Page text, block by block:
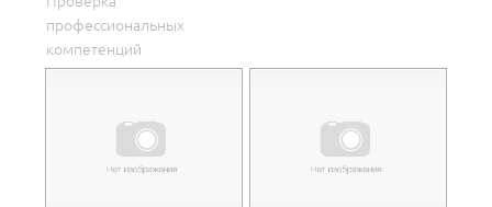
профессиональных
компетенций